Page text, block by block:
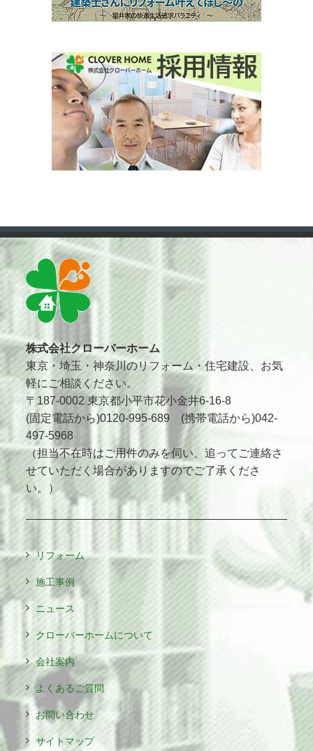
株式会社クローバーホーム
東京・埼玉・神奈川のリフォーム・住宅建設、お気
軽にご相談ください。
〒187-0002 東京都小平市花小金井6-16-8
(固定電話から)0120-995-689 (携帯電話から)042-
497-5968
（担当不在時はご用件のみを伺い、追ってご連絡さ
せていただく場合がありますのでご了承くださ
い。）
リフォーム
施工事例
ニュース
クローバーホームについて
会社案内
よくあるご質問
お問い合わせ
サイトマップ